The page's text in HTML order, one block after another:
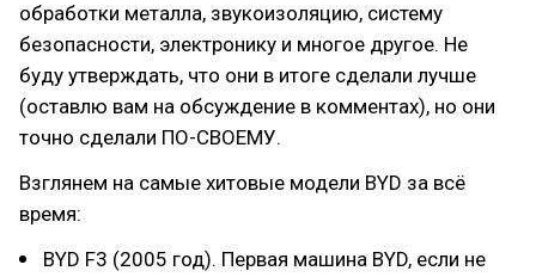
обработки металла, звукоизоляцию, систему
безопасности, электронику и многое другое. Не
буду утверждать, что они в итоге сделали лучше
(оставлю вам на обсуждение в комментах), но они
точно сделали ПО-СВОЕМУ.
Взглянем на самые хитовые модели BYD за всё
время:
BYD F3 (2005 год). Первая машина BYD, если не